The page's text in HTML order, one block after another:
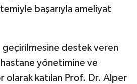
başarıyla ameliyat
geçirilmesine destek veren
hastane yönetimine ve
olarak katılan Prof. Dr. Alper